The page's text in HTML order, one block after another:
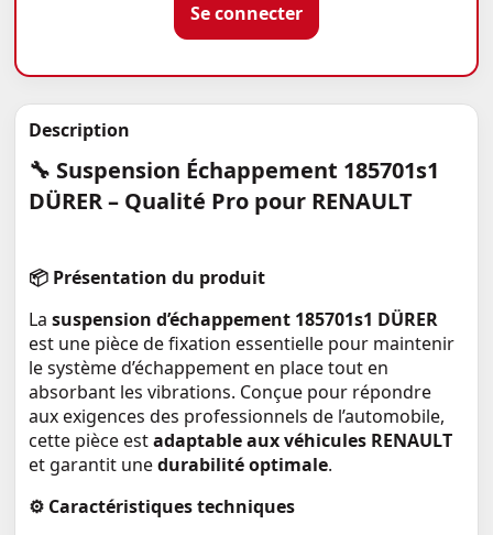
Se connecter
Description
🔧 Suspension Échappement 185701s1
DÜRER – Qualité Pro pour RENAULT
📦 Présentation du produit
Lasuspension d’échappement 185701s1 DÜRER
est une pièce de fixation essentielle pour maintenir
le système d’échappement en place tout en
absorbant les vibrations. Conçue pour répondre
aux exigences des professionnels de l’automobile,
cette pièce estadaptable aux véhicules RENAULT
et garantit unedurabilité optimale.
⚙️ Caractéristiques techniques